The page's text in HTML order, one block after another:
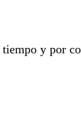
y por